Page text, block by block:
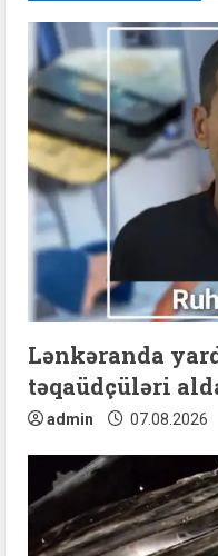
u
e
R
e
a
d
i
n
g
Lənkəranda
təqaüdçüləri
admin 07.08.2026